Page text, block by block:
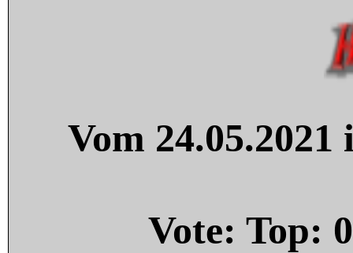
Vom
Vote: Top: 0